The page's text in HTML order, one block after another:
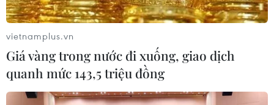
vietnamplus.vn
Giá vàng trong nước đi xuống, giao dịch
quanh mức 143,5 triệu đồng